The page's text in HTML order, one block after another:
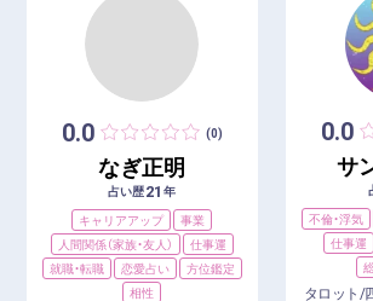
0.0 (0)
なぎ正明
占い歴21 年
キャリアアップ
事業
人間関係（家族・友人）
仕事運
就職・転職
恋愛占い
方位鑑定
相性
0.0
サ
不倫・浮気
仕事運
タロット/